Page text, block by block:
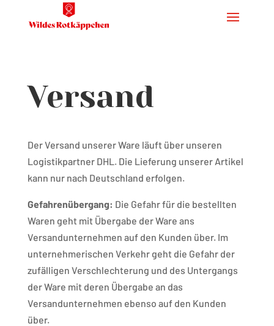
Versand
Der Versand unserer Ware läuft über unseren
Logistikpartner DHL. Die Lieferung unserer Artikel
kann nur nach Deutschland erfolgen.
Gefahrenübergang: Die Gefahr für die bestellten
Waren geht mit Übergabe der Ware ans
Versandunternehmen auf den Kunden über. Im
unternehmerischen Verkehr geht die Gefahr der
zufälligen Verschlechterung und des Untergangs
der Ware mit deren Übergabe an das
Versandunternehmen ebenso auf den Kunden
über.